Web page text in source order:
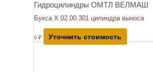
Гидроцилиндры ОМТЛ ВЕЛМАШ
Букса Х.02.00.301 цилиндра выноса
0 ₽ Уточнить стоимость